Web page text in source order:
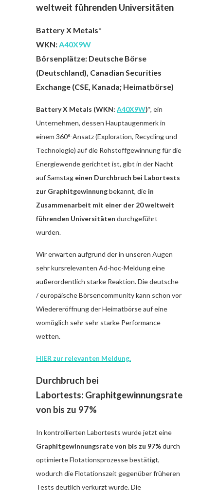
weltweit führenden Universitäten
Battery X Metals*
WKN:A40X9W
Börsenplätze: Deutsche Börse
(Deutschland), Canadian Securities
Exchange (CSE, Kanada; Heimatbörse)
Battery X Metals (WKN: A40X9W)*, ein
Unternehmen, dessen Hauptaugenmerk in
einem 360°-Ansatz (Exploration, Recycling und
Technologie) auf die Rohstoffgewinnung für die
Energiewende gerichtet ist, gibt in der Nacht
auf Samstag einen Durchbruch bei Labortests
zur Graphitgewinnungbekannt, die in
Zusammenarbeit mit einer der 20 weltweit
führenden Universitäten durchgeführt
wurden.
Wir erwarten aufgrund der in unseren Augen
sehr kursrelevanten Ad-hoc-Meldung eine
außerordentlich starke Reaktion. Die deutsche
/ europäische Börsencommunity kann schon vor
Wiedereröffnung der Heimatbörse auf eine
womöglich sehr sehr starke Performance
wetten.
HIER zur relevanten Meldung.
Durchbruch bei
Labortests: Graphitgewinnungsrate
von bis zu 97%
In kontrollierten Labortests wurde jetzt eine
Graphitgewinnungsrate von bis zu 97%durch
optimierte Flotationsprozesse bestätigt,
wodurch die Flotationszeit gegenüber früheren
Tests deutlich verkürzt wurde.Die